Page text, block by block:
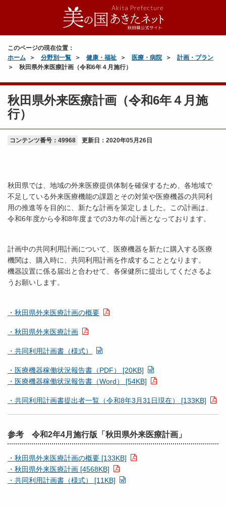
このページの現在位置：
ホーム
分野別一覧 健康・福祉 医療・病院
計画・プラン
秋田県外来医療計画（令和6年４月施行）
秋田県外来医療計画（令和6年４月施
行）
コンテンツ番号：49968 更新日： 2020年05月26日
秋田県では、地域の外来医療提供体制を確保するため、各地域で
不足している外来医療機能の課題とその対策や医療機器の共同利
用の推進等を目的に、新たな計画を策定しました。この計画は、
令和6年度から令和8年度までの3カ年の計画となっております。
計画中の共同利用計画について、医療機器を新たに購入する医療
機関は、購入時に、共同利用計画を作成することとなります。
機器設置に係る届出と合わせて、各保健所に提出してくださるよ
うお願いします。
・秋田県外来医療計画の概要
・秋田県外来医療計画
・共同利用計画書（様式）
・医療機器稼働状況報告書（PDF） [20KB]
・医療機器稼働状況報告書（Word） [54KB]
・共同利用計画書提出者一覧（令和8年3月31日現在） [133KB]
参考 令和2年4月施行版「秋田県外来医療計画」
・秋田県外来医療計画の概要 [133KB]
・秋田県外来医療計画 [4568KB]
・共同利用計画書（様式） [11KB]